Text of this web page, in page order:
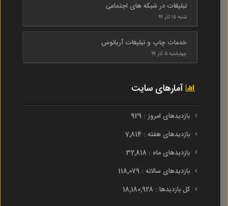
تبلیغات در شبکه های اجتماعی
شنبه ۱۵ آذر ۹۹
خدمات چاپ و تبلیغات آریانوس
چهارشنبه ۵ آذر ۹۹
آمارهای سایت
بازدیدهای امروز : 929
بازدیدهای هفته : 7,814
بازدیدهای ماه : 32,818
بازدیدهای سالانه : 118,079
کل بازدیدها : 18,180,928